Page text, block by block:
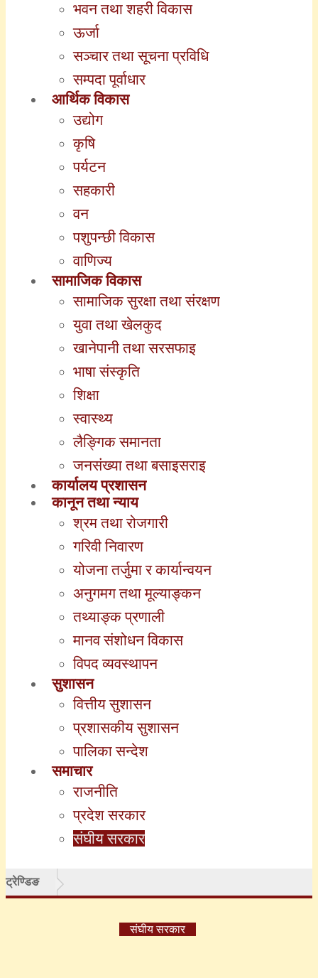
भवन तथा शहरी विकास
ऊर्जा
सञ्चार तथा सूचना प्रविधि
सम्पदा पूर्वाधार
आर्थिक विकास
उद्योग
कृषि
पर्यटन
सहकारी
वन
पशुपन्छी विकास
वाणिज्य
सामाजिक विकास
सामाजिक सुरक्षा तथा संरक्षण
युवा तथा खेलकुद
खानेपानी तथा सरसफाइ
भाषा संस्कृति
शिक्षा
स्वास्थ्य
लैङ्गिक समानता
जनसंख्या तथा बसाइसराइ
कार्यालय प्रशासन
कानून तथा न्याय
श्रम तथा रोजगारी
गरिवी निवारण
योजना तर्जुमा र कार्यान्वयन
अनुगमग तथा मूल्याङ्कन
तथ्याङ्क प्रणाली
मानव संशोधन विकास
विपद व्यवस्थापन
सुशासन
वित्तीय सुशासन
प्रशासकीय सुशासन
पालिका सन्देश
समाचार
राजनीति
प्रदेश सरकार
संघीय सरकार
ट्रेण्डिङ
संघीय सरकार